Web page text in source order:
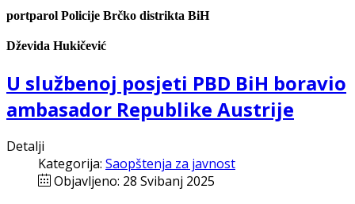
portparol Policije Brčko distrikta BiH
Dževida Hukičević
U službenoj posjeti PBD BiH boravio
ambasador Republike Austrije
Detalji
Kategorija: Saopštenja za javnost
Objavljeno: 28 Svibanj 2025